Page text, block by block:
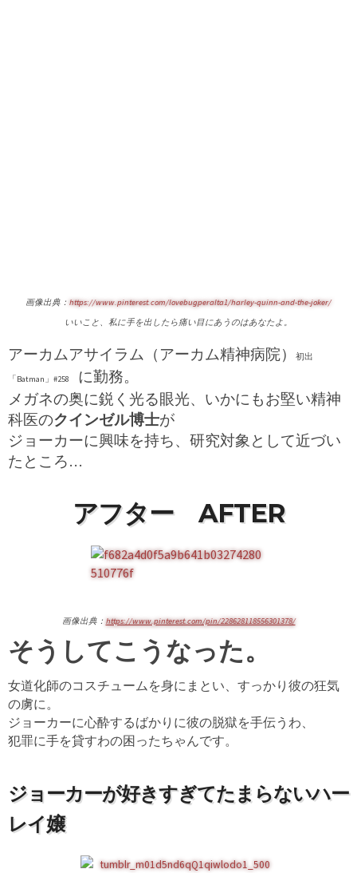
画像出典： https://www.pinterest.com/lovebugperalta1/harley-quinn-and-the-joker/
いいこと、私に手を出したら痛い目にあうのはあなたよ。
アーカムアサイラム（アーカム精神病院） 初出
「Batman」#258 に勤務。
メガネの奥に鋭く光る眼光、いかにもお堅い精神
科医のクインゼル博士が
ジョーカーに興味を持ち、研究対象として近づい
たところ…
アフター AFTER
画像出典：https://www.pinterest.com/pin/228628118556301378/
そうしてこうなった。
女道化師のコスチュームを身にまとい、すっかり彼の狂気
の虜に。
ジョーカーに心酔するばかりに彼の脱獄を手伝うわ、
犯罪に手を貸すわの困ったちゃんです。
ジョーカーが好きすぎてたまらないハー
レイ嬢